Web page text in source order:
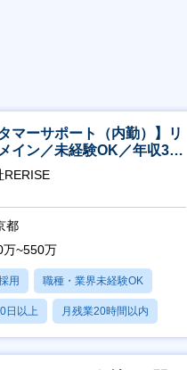
マーサポート（内勤）】リ
イン／未経験OK／年収340
間休日125日
RERISE
都
万~550万
用 職種・業界未経験OK
日以上 月残業20時間以内